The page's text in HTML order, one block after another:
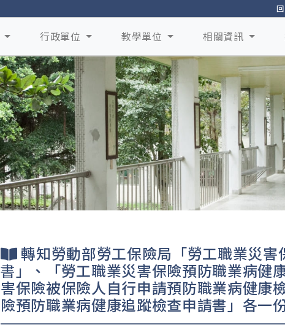
行政單位 教學單位 相關資訊
轉知勞動部勞工保險局「勞工職業災
書」、「勞工職業災害保險預防職業病健
害保險被保險人自行申請預防職業病健康
險預防職業病健康追蹤檢查申請書」各一